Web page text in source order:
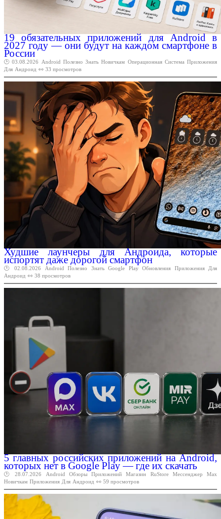
19 обязательных приложений для Android в
2027 году — они будут на каждом смартфоне в
России
🕑 03.08.2026 Android Полезно Знать Новичкам Операционная Система Приложения
Для Андроид 👀 33 просмотров
Худшие лаунчеры для Андроида, которые
испортят даже дорогой смартфон
🕑 02.08.2026 Android Полезно Знать Google Play Обновления Приложения
Для
Андроид 👀 38 просмотров
5 главных российских приложений на Android,
которых нет в Google Play — где их скачать
🕑 28.07.2026 Android Обзоры Приложений Магазин RuStore Мессенджер
Max
Новичкам Приложения Для Андроид 👀 59 просмотров